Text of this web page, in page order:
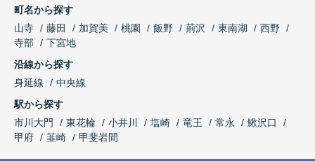
町名から探す
山寺
藤田 加賀美 桃園 飯野 荊沢 東南湖
西野
寺部
下宮地
沿線から探す
身延線
中央線
駅から探す
市川大門
東花輪 小井川 塩崎 竜王 常永
鰍沢口
甲府
韮崎 甲斐岩間